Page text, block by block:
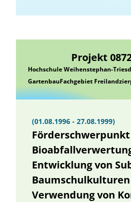
Projekt
Hochschule Weihenstephan-
GartenbauFachgebiet
(01.08.1996 - 27.08.1999)
Förderschwerpunkt
Entwicklung von
Verwendung von